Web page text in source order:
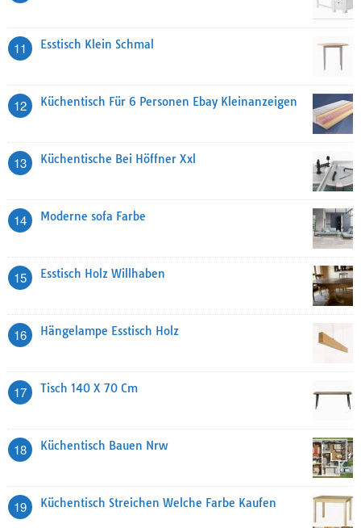
11 Esstisch Klein Schmal
12 Küchentisch Für 6 Personen Ebay Kleinanzeigen
13 Küchentische Bei Höffner Xxl
14 Moderne sofa Farbe
15 Esstisch Holz Willhaben
16 Hängelampe Esstisch Holz
17 Tisch 140 X 70 Cm
18 Küchentisch Bauen Nrw
19 Küchentisch Streichen Welche Farbe Kaufen